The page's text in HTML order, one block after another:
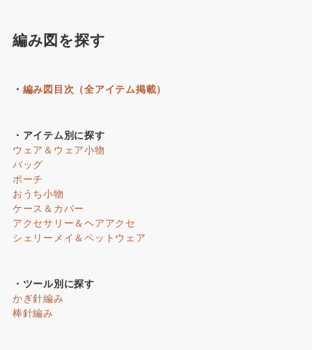
編み図を探す
・ 編み図目次（全アイテム掲載）
・アイテム別に探す
ウェア＆ウェア小物
バッグ
ポーチ
おうち小物
ケース＆カバー
アクセサリー＆ヘアアクセ
シェリーメイ＆ペットウェア
・ツール別に探す
かぎ針編み
棒針編み